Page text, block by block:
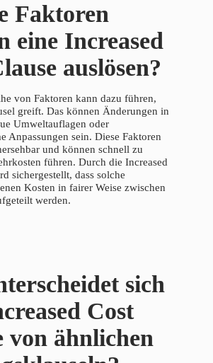
Faktoren
eine Increased
auslösen?
von Faktoren kann dazu führen,
greift. Das können Änderungen in
Umweltauflagen oder
Anpassungen sein. Diese Faktoren
und können schnell zu
führen. Durch die Increased
sichergestellt, dass solche
Kosten in fairer Weise zwischen
werden.
sich
Cost
von ähnlichen